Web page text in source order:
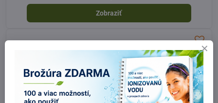
Zobraziť